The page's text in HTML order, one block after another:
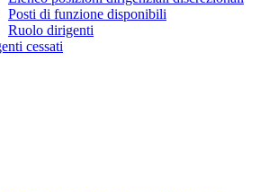
Posti di funzione disponibili
Ruolo dirigenti
cessati